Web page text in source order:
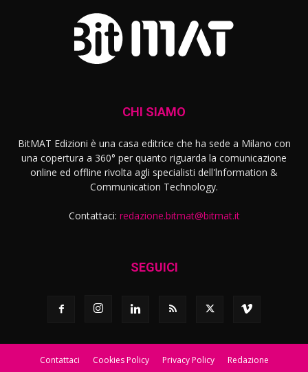
CHI SIAMO
BitMAT Edizioni è una casa editrice che ha sede a Milano con
una copertura a 360° per quanto riguarda la comunicazione
online ed offline rivolta agli specialisti dell'lnformation &
Communication Technology.
Contattaci: redazione.bitmat@bitmat.it
SEGUICI
Contattaci Cookies Policy Privacy Policy Redazione